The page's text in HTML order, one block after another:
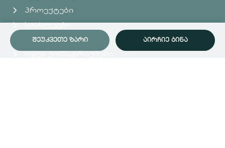
ᲨᲔᲣᲙᲕᲔᲗᲔ ᲖᲐᲠᲘ ᲐᲘᲠᲩᲘᲔ ᲑᲘᲜᲐ
პროექტები
სიახლეები
იდეა ქარდი